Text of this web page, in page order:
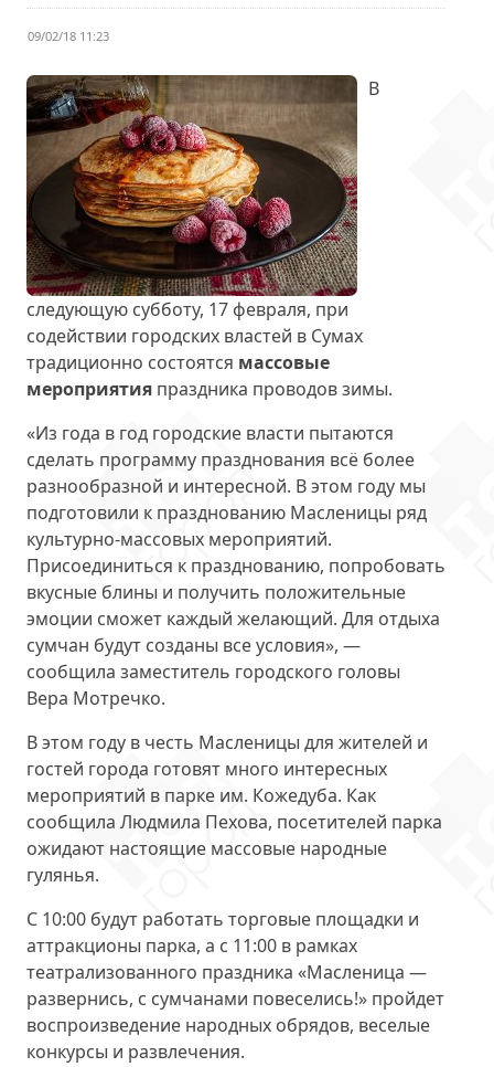
09/02/18 11:23
В
следующую субботу, 17 февраля, при
содействии городских властей в Сумах
традиционно состоятся массовые
мероприятия праздника проводов зимы.
«Из года в год городские власти пытаются
сделать программу празднования всё более
разнообразной и интересной. В этом году мы
подготовили к празднованию Масленицы ряд
культурно-массовых мероприятий.
Присоединиться к празднованию, попробовать
вкусные блины и получить положительные
эмоции сможет каждый желающий. Для отдыха
сумчан будут созданы все условия», —
сообщила заместитель городского головы
Вера Мотречко.
В этом году в честь Масленицы для жителей и
гостей города готовят много интересных
мероприятий в парке им. Кожедуба. Как
сообщила Людмила Пехова, посетителей парка
ожидают настоящие массовые народные
гулянья.
С 10:00 будут работать торговые площадки и
аттракционы парка, а с 11:00 в рамках
театрализованного праздника «Масленица —
развернись, с сумчанами повеселись!» пройдет
воспроизведение народных обрядов, веселые
конкурсы и развлечения.